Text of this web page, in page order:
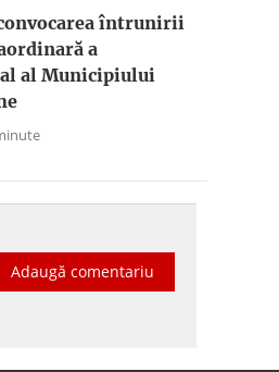
întrunirii
a
al Municipiului
Adaugă comentariu